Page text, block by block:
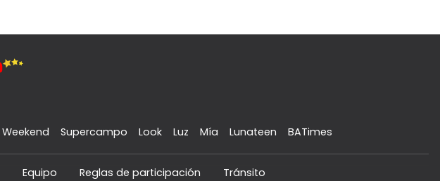
Weekend Supercampo Look Luz Mía Lunateen BATimes
Equipo Reglas de participación Tránsito